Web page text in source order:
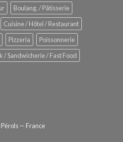
Boulang. / Pâtisserie
Cuisine / Hôtel / Restaurant
Pizzeria
Poissonnerie
/ Sandwicherie / Fast Food
— France